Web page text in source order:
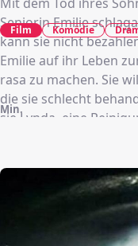
Seniorin Emilie
kann sie nicht
Emilie auf ihr Leben
rasa zu machen. Sie
die sie schlecht
sie Lynda, eine
es im gemieteten
Städtchen auf einen
hängt den beiden
Valérie und Yann an
Min.
Film Komödie